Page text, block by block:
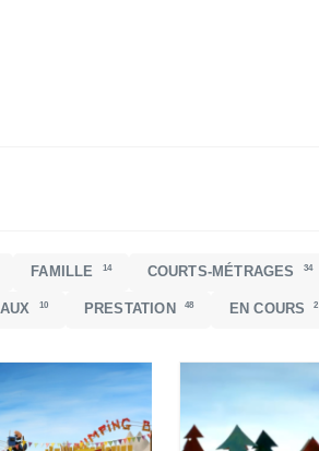
FAMILLE 14 COURTS-MÉTRAGES 34
10 PRESTATION 48 EN COURS 2